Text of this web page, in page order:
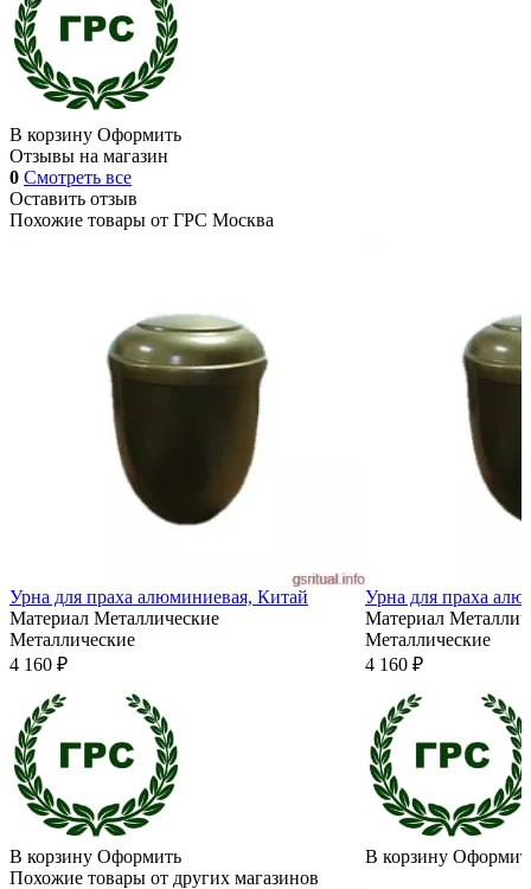
В корзину Оформить
Отзывы на магазин
0 Смотреть все
Оставить отзыв
Похожие товары от ГРС Москва
Урна для праха алюминиевая, Китай
Материал Металлические
Металлические
4 160 ₽
В корзину Оформить
Урна для праха
Материал
Металлические
4 160 ₽
В корзину
Похожие товары от других магазинов